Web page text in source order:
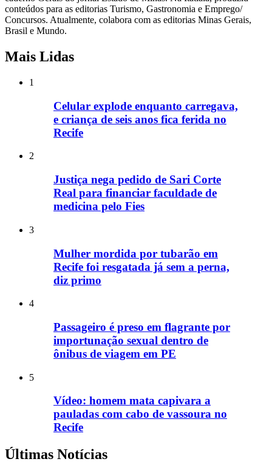
conteúdos para as editorias Turismo, Gastronomia e Emprego/
Concursos. Atualmente, colabora com as editorias Minas Gerais,
Brasil e Mundo.
Mais Lidas
1
Celular explode enquanto carregava,
e criança de seis anos fica ferida no
Recife
2
Justiça nega pedido de Sari Corte
Real para financiar faculdade de
medicina pelo Fies
3
Mulher mordida por tubarão em
Recife foi resgatada já sem a perna,
diz primo
4
Passageiro é preso em flagrante por
importunação sexual dentro de
ônibus de viagem em PE
5
Vídeo: homem mata capivara a
pauladas com cabo de vassoura no
Recife
Últimas Notícias